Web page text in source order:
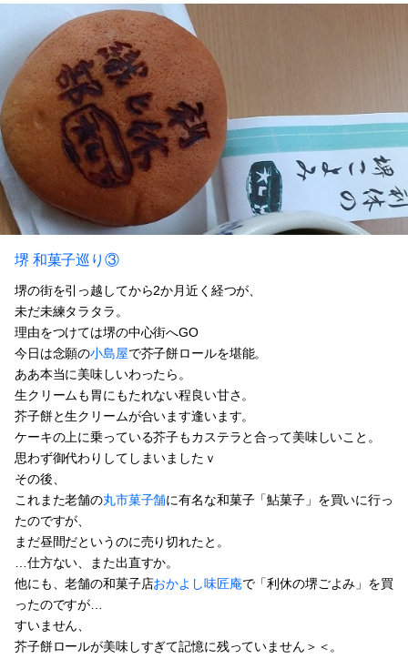
堺 和菓子巡り③
堺の街を引っ越してから2か月近く経つが、
未だ未練タラタラ。
理由をつけては堺の中心街へGO
今日は念願の小島屋で芥子餅ロールを堪能。
ああ本当に美味しいわったら。
生クリームも胃にもたれない程良い甘さ。
芥子餅と生クリームが合います逢います。
ケーキの上に乗っている芥子もカステラと合って美味しいこと。
思わず御代わりしてしまいましたｖ
その後、
これまた老舗の丸市菓子舗に有名な和菓子「鮎菓子」を買いに行っ
たのですが、
まだ昼間だというのに売り切れたと。
…仕方ない、また出直すか。
他にも、老舗の和菓子店おかよし味匠庵で「利休の堺ごよみ」を買
ったのですが…
すいません、
芥子餅ロールが美味しすぎて記憶に残っていません＞＜。